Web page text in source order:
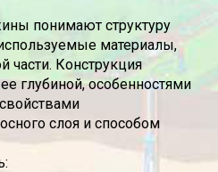
понимают структуру
материалы,
части. Конструкция
глубиной, особенностями
слоя и способом